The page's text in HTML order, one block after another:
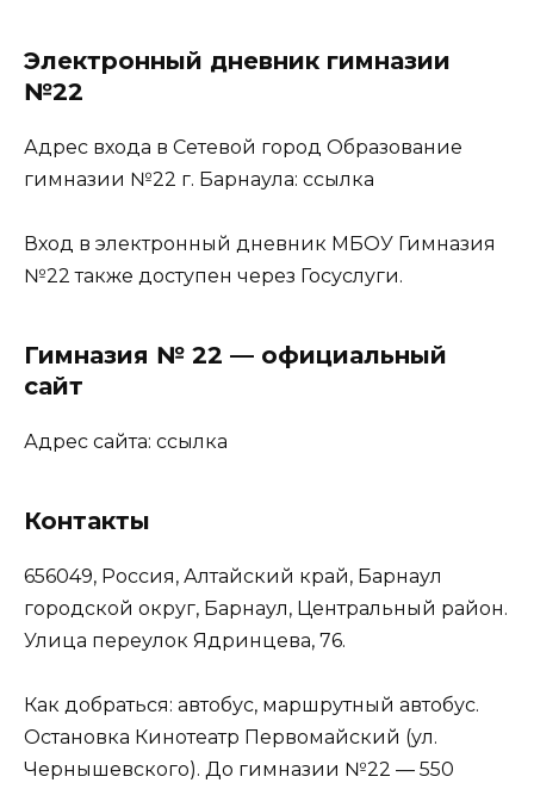
Электронный дневник гимназии
№22
Адрес входа в Сетевой город Образование
гимназии №22 г. Барнаула: ссылка
Вход в электронный дневник МБОУ Гимназия
№22 также доступен через Госуслуги.
Гимназия № 22 — официальный
сайт
Адрес сайта: ссылка
Контакты
656049, Россия, Алтайский край, Барнаул
городской округ, Барнаул, Центральный район.
Улица переулок Ядринцева, 76.
Как добраться: автобус, маршрутный автобус.
Остановка Кинотеатр Первомайский (ул.
Чернышевского). До гимназии №22 — 550